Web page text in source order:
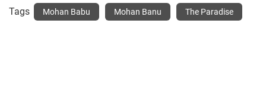
Tags Mohan Babu Mohan Banu The Paradise